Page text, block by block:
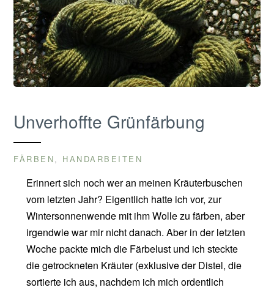
Unverhoffte Grünfärbung
FÄRBEN , HANDARBEITEN
Erinnert sich noch wer an meinen Kräuterbuschen
vom letzten Jahr? Eigentlich hatte ich vor, zur
Wintersonnenwende mit ihm Wolle zu färben, aber
irgendwie war mir nicht danach. Aber in der letzten
Woche packte mich die Färbelust und ich steckte
die getrockneten Kräuter (exklusive der Distel, die
sortierte ich aus, nachdem ich mich ordentlich